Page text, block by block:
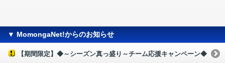
▼ MomongaNet!からのお知らせ
【期間限定】◆～シーズン真っ盛り～チーム応援キャンペーン◆